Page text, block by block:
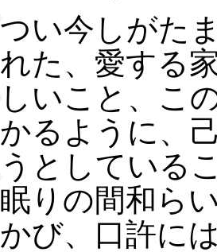
つい今しがた
れた、愛する
しいこと、こ
かるように、
うとしている
眠りの間和ら
かび、口許に